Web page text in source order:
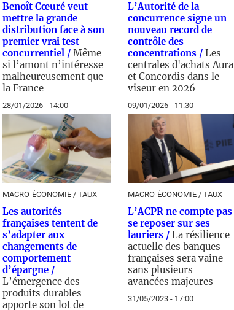
Benoît Cœuré veut
mettre la grande
distribution face à son
premier vrai test
concurrentiel / Même
si l’amont n’intéresse
malheureusement que
la France
28/01/2026 - 14:00
L’Autorité de la
concurrence signe un
nouveau record de
contrôle des
concentrations / Les
centrales d'achats Aura
et Concordis dans le
viseur en 2026
09/01/2026 - 11:30
MACRO-ÉCONOMIE / TAUX
Les autorités
françaises tentent de
s’adapter aux
changements de
comportement
d’épargne /
L’émergence des
produits durables
apporte son lot de
MACRO-ÉCONOMIE / TAUX
L’ACPR ne compte pas
se reposer sur ses
lauriers / La résilience
actuelle des banques
françaises sera vaine
sans plusieurs
avancées majeures
31/05/2023 - 17:00